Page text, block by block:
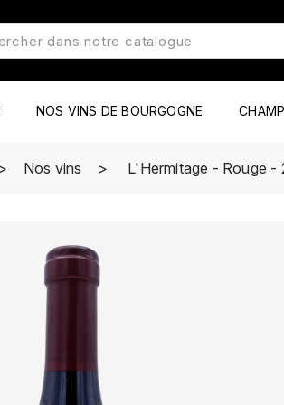
NOS VINS DE BOURGOGNE
Nos vins L'Hermitage - Rouge -